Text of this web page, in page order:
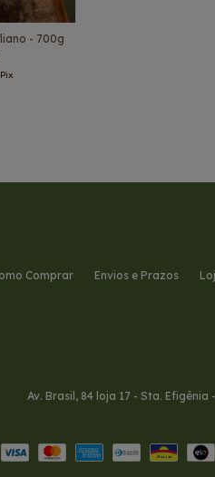
- 700g
Pix
Comprar Envios e Prazos
Av. Brasil, 84 loja 17 - Sta.